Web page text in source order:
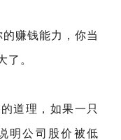
赚钱能力，你当
了。
道理，如果一只
明公司股价被低